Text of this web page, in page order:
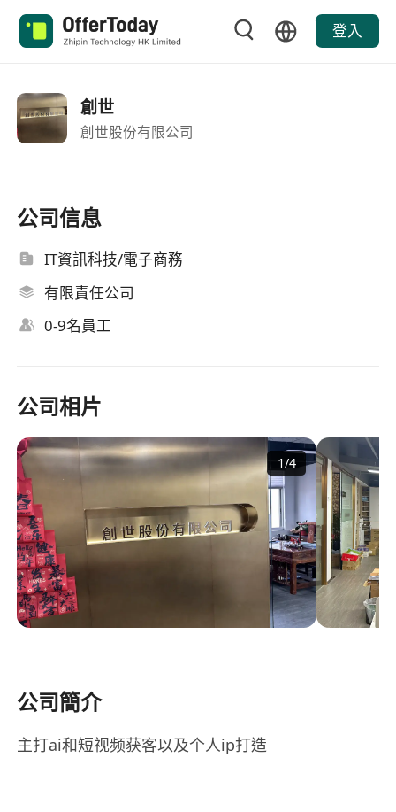
登入
創世
創世股份有限公司
公司信息
IT資訊科技/電子商務
有限責任公司
0-9名員工
公司相片
1/4
公司簡介
主打ai和短视频获客以及个人ip打造